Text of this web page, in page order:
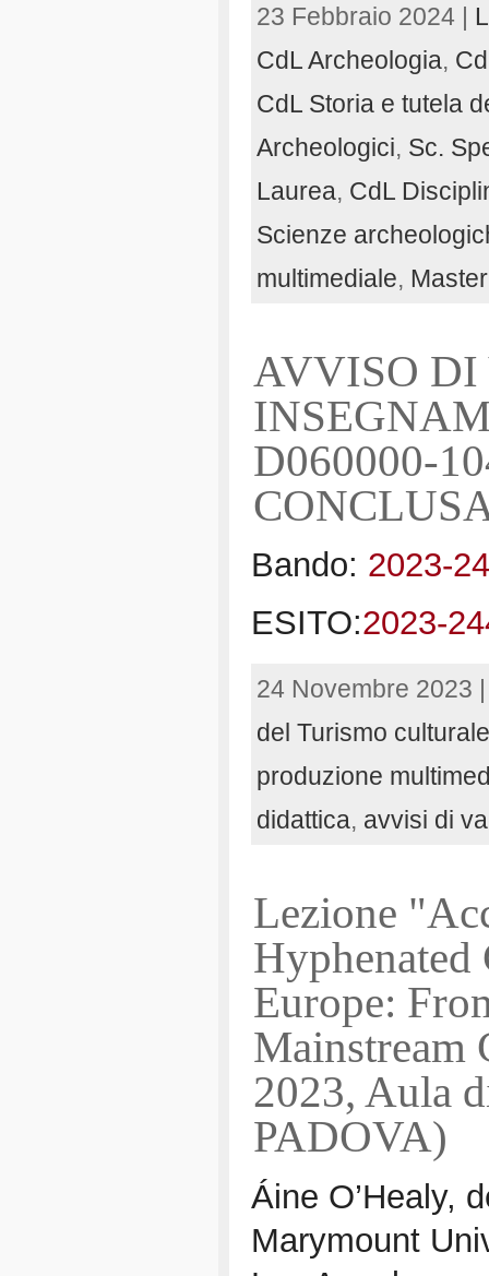
23 Febbraio 2024 |
CdL Archeologia,
CdL Storia e tutela
Archeologici, Sc.
Laurea, CdL
Scienze
multimediale, Master
AVVISO
D060000-
Bando: 2023-
ESITO:2023-
24 Novembre 2023
del Turismo culturale
produzione
didattica, avvisi di
Lezione
Hyphenated
Europe:
Mainstream
2023, Aula
PADOVA)
Áine O’Healy,
Marymount